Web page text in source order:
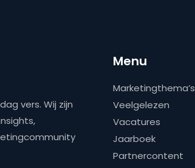
vers. Wij zijn
Menu
Marketingthema’s
Veelgelezen
Vacatures
Jaarboek
Partnercontent